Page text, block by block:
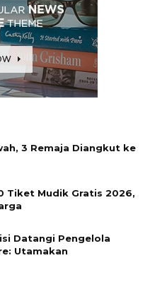
3 Remaja Diangkut ke
Tiket Mudik Gratis 2026,
Datangi Pengelola
Utamakan